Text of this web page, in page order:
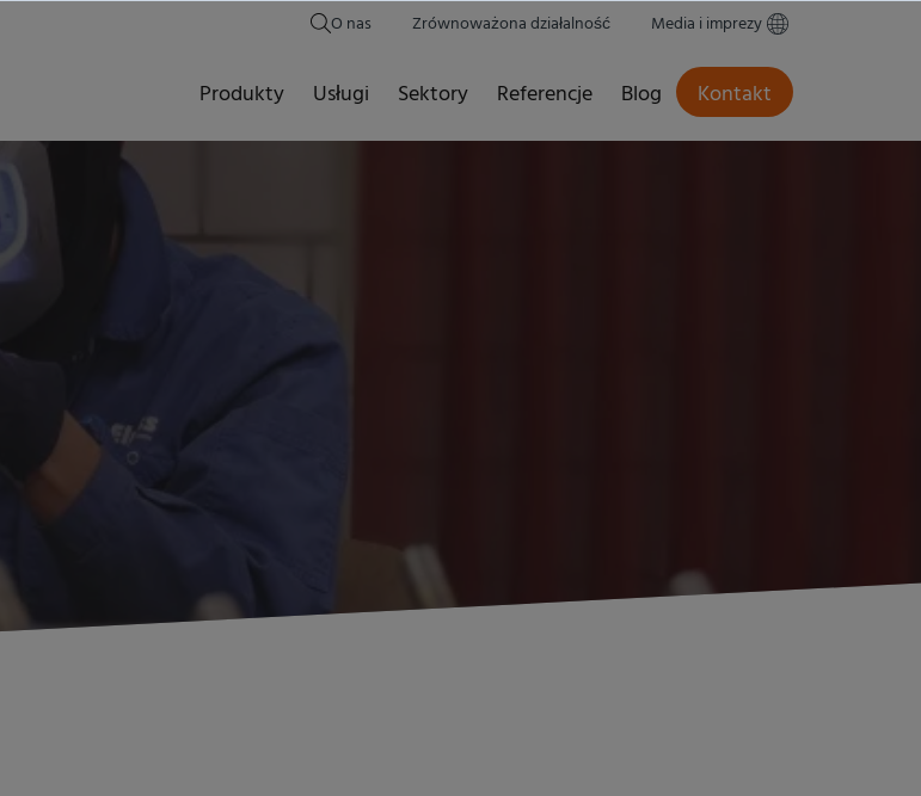
O nas Zrównoważona działalność Media i imprezy
Produkty Usługi Sektory Referencje Blog Kontakt